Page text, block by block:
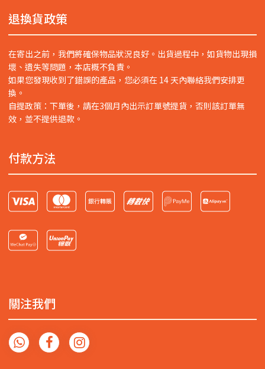
退換貨政策
在寄出之前，我們將確保物品狀況良好。出貨過程中，如貨物出現損
壞、遺失等問題，本店概不負責。
如果您發現收到了錯誤的產品，您必須在 14 天內聯絡我們安排更
換。
自提政策：下單後，請在3個月內出示訂單號提貨，否則該訂單無
效，並不提供退款。
付款方法
關注我們